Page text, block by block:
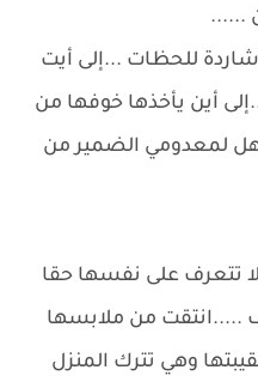
......
للحظات ...إلى أيت
أين يأخذها خوفها من
لمعدومي الضمير من
تتعرف على نفسها حقا
.....انتقت من ملابسها
وهي تترك المنزل